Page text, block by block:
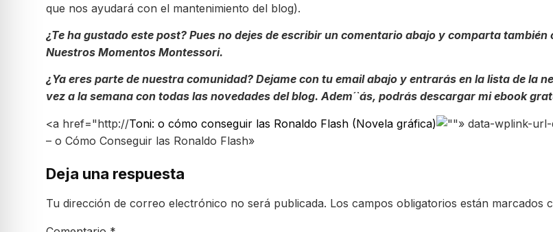
que nos ayudará con el mantenimiento del blog).
¿Te ha gustado este post? Pues no dejes de escribir un comentario abajo y comparta
Nuestros Momentos Montessori.
¿Ya eres parte de nuestra comunidad? Dejame con tu email abajo y entrarás en la lista de la
vez a la semana con todas las novedades del blog. Adem´`ás, podrás descargar mi ebook
<a href="http://Toni: o cómo conseguir las Ronaldo Flash (Novela gráfica)
» data-wplink-
– o Cómo Conseguir las Ronaldo Flash»
Deja una respuesta
Tu dirección de correo electrónico no será publicada. Los campos obligatorios están marcados